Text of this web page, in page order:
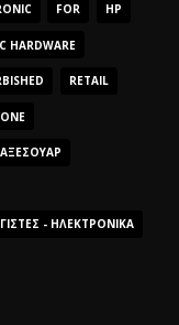
FOR HP
HARDWARE
RETAIL
ΑΞΕΣΟΥΆΡ
- ΗΛΕΚΤΡΟΝΙΚΆ